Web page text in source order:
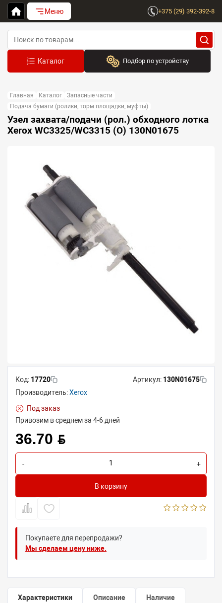
Меню +375 (29) 392-392-8
Подбор по устройству
Выберите бренд
Устройство:
Сначала выберите бренд
Главная Каталог
Запасные части
Подача бумаги (ролики, торм.площадки, муфты)
Узел захвата/подачи (рол.) обходного лотка
Xerox WC3325/WC3315 (O) 130N01675
Код: 17720 Артикул: 130N01675
Производитель:Xerox
Под заказ
Привозим в среднем за 4-6 дней
36.70 BYN
- +
В корзину
Покупаете для перепродажи?
Мы сделаем цену ниже.
Характеристики Описание Наличие